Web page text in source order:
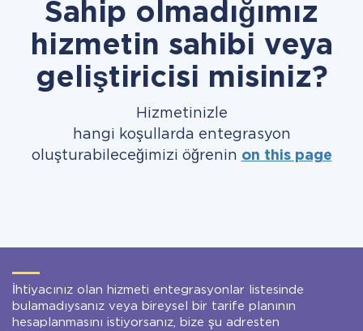
Sahip olmadığımız
hizmetin sahibi veya
geliştiricisi misiniz?
Hizmetinizle
hangi koşullarda entegrasyon
oluşturabileceğimizi öğrenin on this page
İhtiyacınız olan hizmeti entegrasyonlar listesinde
bulamadıysanız veya bireysel bir tarife planının
hesaplanmasını istiyorsanız, bize şu adresten